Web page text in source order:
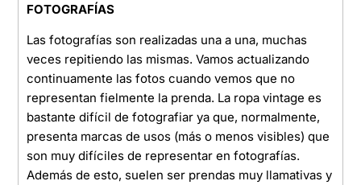
FOTOGRAFÍAS
Las fotografías son realizadas una a una, muchas
veces repitiendo las mismas. Vamos actualizando
continuamente las fotos cuando vemos que no
representan fielmente la prenda. La ropa vintage es
bastante difícil de fotografiar ya que, normalmente,
presenta marcas de usos (más o menos visibles) que
son muy difíciles de representar en fotografías.
Además de esto, suelen ser prendas muy llamativas y